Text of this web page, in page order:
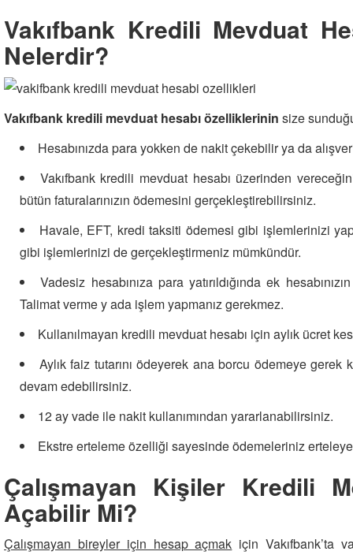
Vakıfbank Kredili Mevduat
Nelerdir?
Vakıfbank kredili mevduat hesabı özelliklerinin size
Hesabınızda para yokken de nakit çekebilir ya da
Vakıfbank kredili mevduat hesabı üzerinden
bütün faturalarınızın ödemesini gerçekleştirebilirsiniz.
Havale, EFT, kredi taksiti ödemesi gibi işlemlerinizi
gibi işlemlerinizi de gerçekleştirmeniz mümkündür.
Vadesiz hesabınıza para yatırıldığında ek
Talimat verme y ada işlem yapmanız gerekmez.
Kullanılmayan kredili mevduat hesabı için aylık ücret
Aylık faiz tutarını ödeyerek ana borcu ödemeye
devam edebilirsiniz.
12 ay vade ile nakit kullanımından yararlanabilirsiniz.
Ekstre erteleme özelliği sayesinde ödemeleriniz
Çalışmayan Kişiler Kredili
Açabilir Mi?
Çalışmayan bireyler için hesap açmak için Vakıfbank’ta